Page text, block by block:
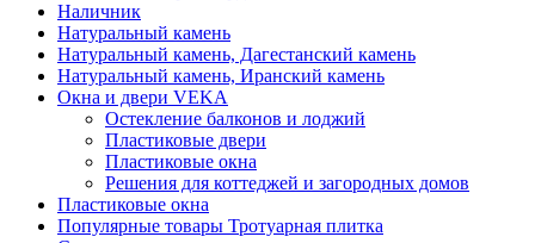
Наличник
Натуральный камень
Натуральный камень, Дагестанский камень
Натуральный камень, Иранский камень
Окна и двери VEKA
Остекление балконов и лоджий
Пластиковые двери
Пластиковые окна
Решения для коттеджей и загородных домов
Пластиковые окна
Популярные товары Тротуарная плитка